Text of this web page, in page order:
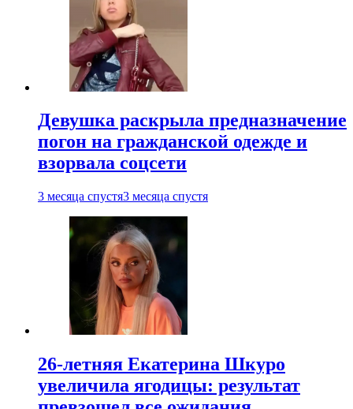
Девушка раскрыла предназначение
погон на гражданской одежде и
взорвала соцсети
3 месяца спустя3 месяца спустя
26-летняя Екатерина Шкуро
увеличила ягодицы: результат